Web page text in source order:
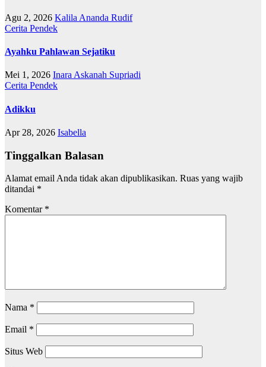
Agu 2, 2026 Kalila Ananda Rudif
Cerita Pendek
Ayahku Pahlawan Sejatiku
Mei 1, 2026 Inara Askanah Supriadi
Cerita Pendek
Adikku
Apr 28, 2026 Isabella
Tinggalkan Balasan
Alamat email Anda tidak akan dipublikasikan. Ruas yang wajib
ditandai *
Komentar *
Nama *
Email *
Situs Web